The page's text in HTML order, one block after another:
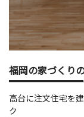
福岡の家づくり
高台に注文住宅を
ク